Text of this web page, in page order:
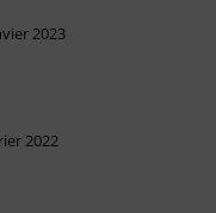
2023
2022